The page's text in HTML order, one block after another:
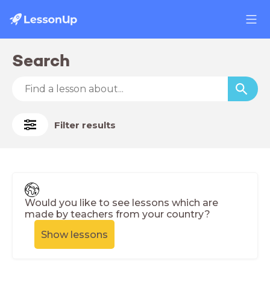
Search
Filter results
Would you like to see lessons which are
made by teachers from your country?
Show lessons